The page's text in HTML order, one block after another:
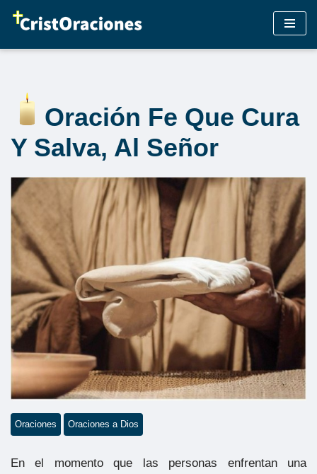
Oración Fe Que Cura
Y Salva, Al Señor
Oraciones Oraciones a Dios
En el momento que las personas enfrentan una